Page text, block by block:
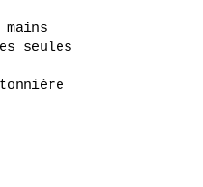
mains
seules